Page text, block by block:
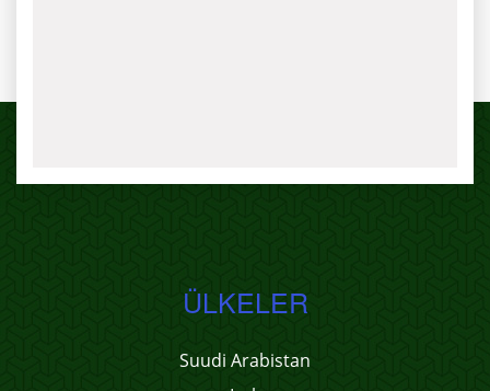
ÜLKELER
Suudi Arabistan